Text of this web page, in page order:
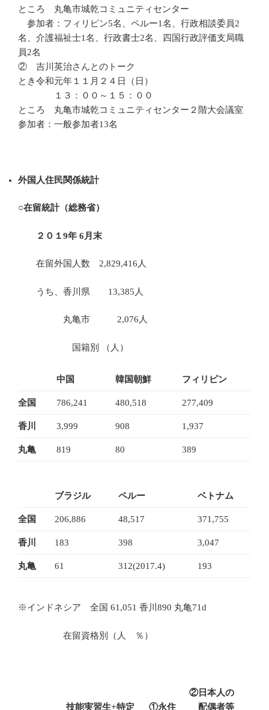
ところ 丸亀市城乾コミュニティセンター
参加者：フィリピン5名、ペルー1名、行政相談委員2
名、介護福祉士1名、行政書士2名、四国行政評価支局職
員2名
② 吉川英治さんとのトーク
とき令和元年１１月２４日（日）
１３：００～１５：００
ところ 丸亀市城乾コミュニティセンター２階大会議室
参加者：一般参加者13名
外国人住民関係統計
○在留統計（総務省）
２０１9年 6月末
在留外国人数 2,829,416人
うち、香川県 13,385人
丸亀市 2,076人
国籍別 （人）
中国 韓国朝鮮 フィリピン
全国 786,241 480,518 277,409
香川 3,999 908 1,937
丸亀 819 80 389
ブラジル ペルー ベトナム
全国 206,886 48,517 371,755
香川 183 398 3,047
丸亀 61 312(2017.4) 193
※インドネシア 全国 61,051 香川890 丸亀71d
在留資格別（人 ％）
技能実習生+特定 ①永住
②日本人の
配偶者等